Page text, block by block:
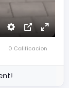
SettingsPicture-
in-
0 Calificacion